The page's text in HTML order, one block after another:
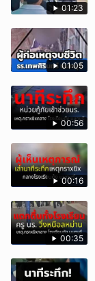
01:23
01:05
00:56
00:16
00:35